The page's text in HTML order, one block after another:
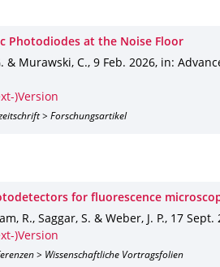
Photodiodes at the Noise Floor
& Murawski, C., 9 Feb. 2026, in:
)Version
> Forschungsartikel
for fluorescence
R., Saggar, S. & Weber, J. P., 17 Sept.
)Version
> Wissenschaftliche Vortragsfolien